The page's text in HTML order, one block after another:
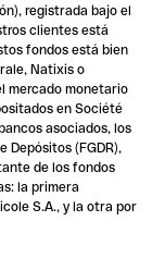
registrada bajo el
clientes está
fondos está bien
Natixis o
mercado monetario
en Société
asociados, los
Depósitos (FGDR),
de los fondos
la primera
S.A., y la otra por